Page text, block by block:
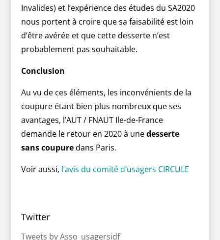
Invalides) et l’expérience des études du SA2020
nous portent à croire que sa faisabilité est loin
d’être avérée et que cette desserte n’est
probablement pas souhaitable.
Conclusion
Au vu de ces éléments, les inconvénients de la
coupure étant bien plus nombreux que ses
avantages, l’AUT / FNAUT Ile-de-France
demande le retour en 2020 à unedesserte
sans coupuredans Paris.
Voir aussi, l’avis du comité d’usagers CIRCULE
Twitter
Tweets by Asso_usagersidf